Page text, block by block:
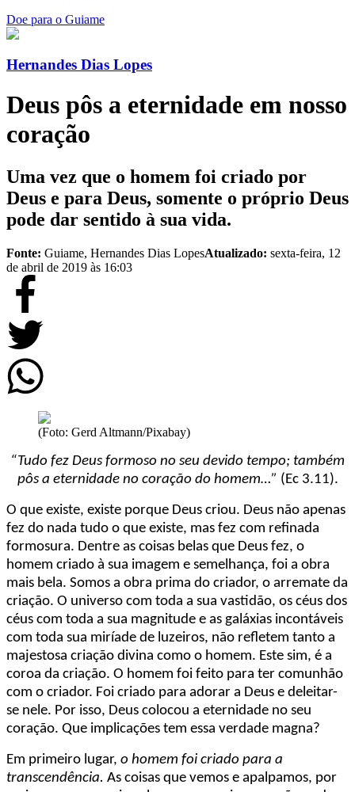
Doe para o Guiame
Hernandes Dias Lopes
Deus pôs a eternidade em nosso
coração
Uma vez que o homem foi criado por
Deus e para Deus, somente o próprio Deus
pode dar sentido à sua vida.
Fonte: Guiame, Hernandes Dias LopesAtualizado: sexta-feira, 12
de abril de 2019 às 16:03
(Foto: Gerd Altmann/Pixabay)
“Tudo fez Deus formoso no seu devido tempo; também
pôs a eternidade no coração do homem…” (Ec 3.11).
O que existe, existe porque Deus criou. Deus não apenas
fez do nada tudo o que existe, mas fez com refinada
formosura. Dentre as coisas belas que Deus fez, o
homem criado à sua imagem e semelhança, foi a obra
mais bela. Somos a obra prima do criador, o arremate da
criação. O universo com toda a sua vastidão, os céus dos
céus com toda a sua magnitude e as galáxias incontáveis
com toda sua miríade de luzeiros, não refletem tanto a
majestosa criação divina como o homem. Este sim, é a
coroa da criação. O homem foi feito para ter comunhão
com o criador. Foi criado para adorar a Deus e deleitar-
se nele. Por isso, Deus colocou a eternidade no seu
coração. Que implicações tem essa verdade magna?
Em primeiro lugar, o homem foi criado para a
transcendência. As coisas que vemos e apalpamos, por